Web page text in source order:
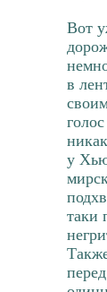
Вот
в
у
таки